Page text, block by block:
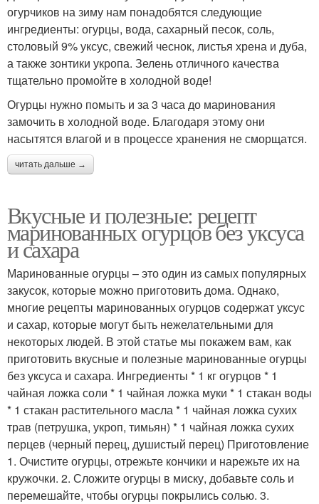
огурчиков на зиму нам понадобятся следующие
ингредиенты: огурцы, вода, сахарный песок, соль,
столовый 9% уксус, свежий чеснок, листья хрена и дуба,
а также зонтики укропа. Зелень отличного качества
тщательно промойте в холодной воде!
Огурцы нужно помыть и за 3 часа до маринования
замочить в холодной воде. Благодаря этому они
насытятся влагой и в процессе хранения не сморщатся.
читать дальше →
Вкусные и полезные: рецепт
маринованных огурцов без уксуса
и сахара
Маринованные огурцы – это один из самых популярных
закусок, которые можно приготовить дома. Однако,
многие рецепты маринованных огурцов содержат уксус
и сахар, которые могут быть нежелательными для
некоторых людей. В этой статье мы покажем вам, как
приготовить вкусные и полезные маринованные огурцы
без уксуса и сахара. Ингредиенты * 1 кг огурцов * 1
чайная ложка соли * 1 чайная ложка муки * 1 стакан воды
* 1 стакан растительного масла * 1 чайная ложка сухих
трав (петрушка, укроп, тимьян) * 1 чайная ложка сухих
перцев (черный перец, душистый перец) Приготовление
1. Очистите огурцы, отрежьте кончики и нарежьте их на
кружочки. 2. Сложите огурцы в миску, добавьте соль и
перемешайте, чтобы огурцы покрылись солью. 3.